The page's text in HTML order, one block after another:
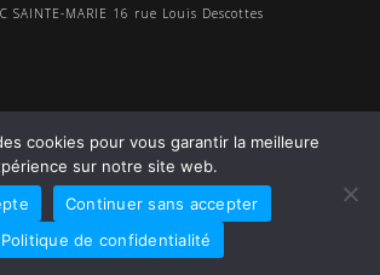
SAINTE-MARIE 16 rue Louis Descottes
Mentions légales
Politique de confidentialité
©création Yello
cookies pour vous garantir la meilleure
sur notre site web.
Continuer sans accepter
Politique de confidentialité